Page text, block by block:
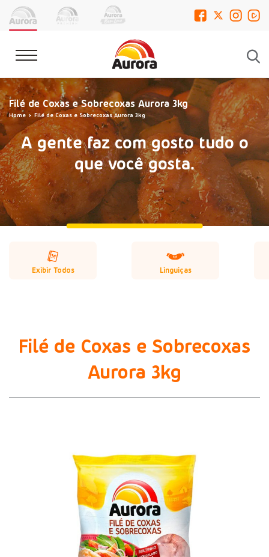
Filé de Coxas e Sobrecoxas Aurora 3kg
Home Filé de Coxas e Sobrecoxas Aurora 3kg
A gente faz com gosto tudo o
que você gosta.
Exibir Todos Linguiças
Filé de Coxas e Sobrecoxas
Aurora 3kg